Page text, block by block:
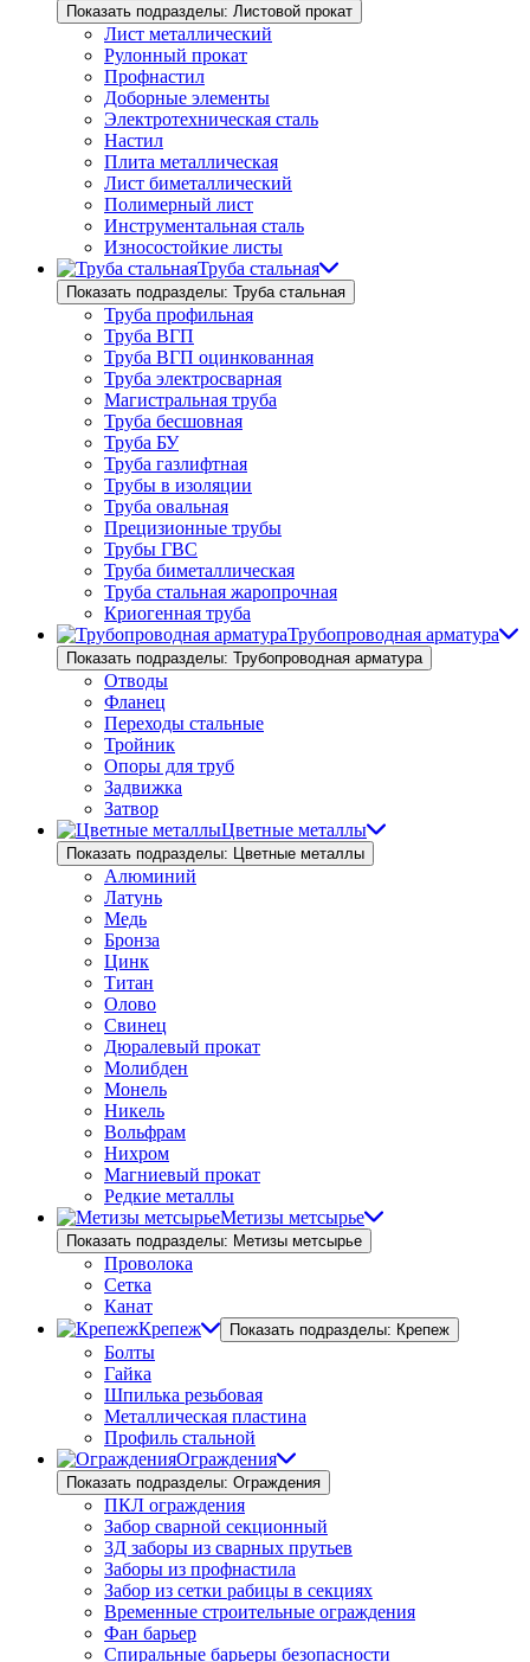
Показать подразделы: Листовой прокат
Лист металлический
Рулонный прокат
Профнастил
Доборные элементы
Электротехническая сталь
Настил
Плита металлическая
Лист биметаллический
Полимерный лист
Инструментальная сталь
Износостойкие листы
Труба стальная
Показать подразделы: Труба стальная
Труба профильная
Труба ВГП
Труба ВГП оцинкованная
Труба электросварная
Магистральная труба
Труба бесшовная
Труба БУ
Труба газлифтная
Трубы в изоляции
Труба овальная
Прецизионные трубы
Трубы ГВС
Труба биметаллическая
Труба стальная жаропрочная
Криогенная труба
Трубопроводная арматура
Показать подразделы: Трубопроводная арматура
Отводы
Фланец
Переходы стальные
Тройник
Опоры для труб
Задвижка
Затвор
Цветные металлы
Показать подразделы: Цветные металлы
Алюминий
Латунь
Медь
Бронза
Цинк
Титан
Олово
Свинец
Дюралевый прокат
Молибден
Монель
Никель
Вольфрам
Нихром
Магниевый прокат
Редкие металлы
Метизы метсырье
Показать подразделы: Метизы метсырье
Проволока
Сетка
Канат
Крепеж
Показать подразделы: Крепеж
Болты
Гайка
Шпилька резьбовая
Металлическая пластина
Профиль стальной
Ограждения
Показать подразделы: Ограждения
ПКЛ ограждения
Забор сварной секционный
3Д заборы из сварных прутьев
Заборы из профнастила
Забор из сетки рабицы в секциях
Временные строительные ограждения
Фан барьер
Спиральные барьеры безопасности